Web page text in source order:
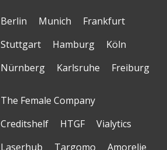
Berlin Munich
Frankfurt
Stuttgart
Hamburg
Köln
Nürnberg
Karlsruhe Freiburg
The Female Company
Creditshelf
HTGF
Vialytics
Laserhub
Targomo Amorelie